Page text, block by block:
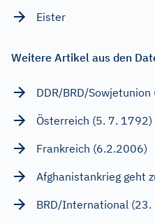
Eister
Weitere Artikel aus den
DDR/BRD/
Österreich (5. 7. 1792)
Frankreich (6.2.2006)
Afghanistankrieg geht
BRD/International